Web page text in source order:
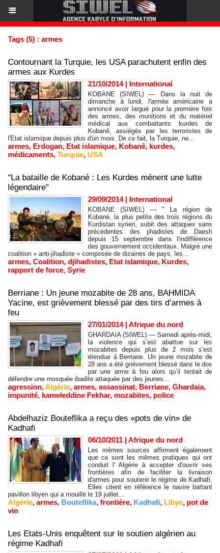
Tags (5) : armes
Contournant la Turquie, les USA parachutent enfin des
armes aux Kurdes
21/10/2014| International
KOBANE (SIWEL) — Dans la nuit de
dimanche à lundi, l'armée américaine a
annoncé avoir largué pour la première fois
des armes, des munitions et du matériel
médical aux combattants kurdes de
Kobanê, assiégés par les terroristes de
l'Etat islamique depuis plus d'un mois. De ce fait, la Turquie, ne...
armes, Erdogan, Etat islamique, Kobanê, kurdes,
médicaments, Turquie, USA
"La bataille de Kobané : Les Kurdes mènent une lutte
légendaire"
29/09/2014| International
KOBANE (SIWEL) — " La région de
Kobané, la plus petite des trois régions du
Kurdistan syrien, subit des attaques sans
précédentes des jihadistes de Daesh
depuis 15 septembre dans l'indifférence
des gouvernement occidentaux. Malgré une
coalition « anti-jihadiste » composée de dizaines de pays, les...
armes, Coalition, djihadistes, Etat islamique, Kurdes,
rapport de force, Syrie
Berriane : Un jeune mozabite de 28 ans, BAHMIDA
Yacine, est grièvement blessé par des tirs d’armes à
feu
27/01/2014| Afrique du nord
GHARDAIA (SIWEL) — Samedi après-midi,
la violence qui s’est abattue sur les
mozabites depuis plus de 2 mois s’est
étendue à Berriane. Un jeune mozabite de
28 ans a été grièvement blessé dans le dos
par une arme à feu alors qu’il tentait de
défendre une mosquée ibadite attaquée par des jeunes...
agression,Algérie, armes, assassinat, Berriane, Ghardaia,
impunité, kameleddine Fekhar, mozabites, police
Abdelhaziz Bouteflika a reçu des «pots de vin» de
Kadhafi
06/10/2011 | Afrique du nord
Les mêmes sources affirment également
que ce sont les mêmes pratiques qui ont
conduit l' Algérie à accepter d'ouvrir ses
frontières afin de faciliter la livraison
d'armes pour soutenir le régime de Kadhafi.
Elles citent en référence le navire battant
pavillon libyen qui a mouillé le 19 juillet...
Algérie, armes, Bouteflika, frontière, Kadhafi, Libye, pot de
vin
Les Etats-Unis enquêtent sur le soutien algérien au
régime Kadhafi